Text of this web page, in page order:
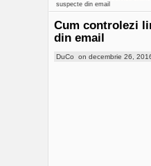
suspecte din email
Cum controlezi
din email
DuCo on decembrie 26,